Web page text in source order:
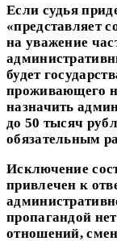
Если судья
«представляет
на уважение
будет
проживающего
назначить
до 50 тысяч
обязательным
Исключение
привлечен к
пропагандой
отношений,